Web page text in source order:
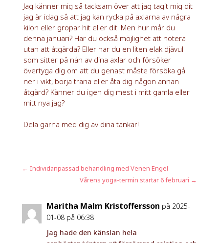
Jag känner mig så tacksam över att jag tagit mig dit
jag är idag så att jag kan rycka på axlarna av några
kilon eller gropar hit eller dit. Men hur mår du
denna januari? Har du också möjlighet att notera
utan att åtgärda? Eller har du en liten elak djävul
som sitter på nån av dina axlar och försöker
övertyga dig om att du genast måste försöka gå
ner i vikt, börja träna eller åta dig någon annan
åtgärd? Känner du igen dig mest i mitt gamla eller
mitt nya jag?
Dela gärna med dig av dina tankar!
← Individanpassad behandling med Venen Engel
Vårens yoga-termin startar 6 februari →
Maritha Malm Kristoffersson på 2025-
01-08 på 06:38
Jag hade den känslan hela